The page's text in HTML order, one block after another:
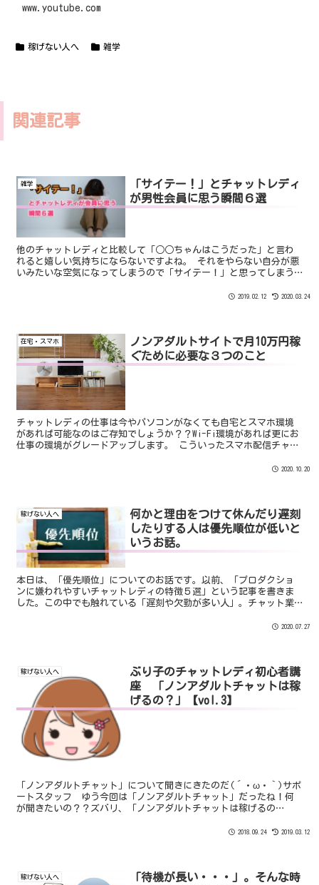
www.youtube.com
稼げない人へ 雑学
関連記事
雑学
「サイテー！」とチャットレディ
が男性会員に思う瞬間６選
他のチャットレディと比較して「○○ちゃんはこうだった」と言わ
れると嬉しい気持ちにならないですよね。 それをやらない自分が悪
いみたいな空気になってしまうので「サイテー！」と思ってしまう
2019.02.12 2020.03.24
在宅・スマホ
ノンアダルトサイトで月10万円稼
ぐために必要な３つのこと
チャットレディの仕事は今やパソコンがなくても自宅とスマホ環境
があれば可能なのはご存知でしょうか？？Wi-Fi環境があれば更にお
仕事の環境がグレードアップします。 こういったスマホ配信チャッ
2020.10.20
稼げない人へ
何かと理由をつけて休んだり遅刻
したりする人は優先順位が低いと
いうお話。
本日は、「優先順位」についてのお話です。以前、「プロダクショ
ンに嫌われやすいチャットレディの特徴５選」という記事を書きま
した。この中でも触れている「遅刻や欠勤が多い人」。チャット業
2020.07.27
稼げない人へ
ぶり子のチャットレディ初心者講
座 「ノンアダルトチャットは稼
げるの？」【vol.3】
「ノンアダルトチャット」について聞きにきたのだ(´・ω・｀)サポ
ートスタッフ ゆう今回は「ノンアダルトチャット」だったね！何
が聞きたいの？？ズバリ、「ノンアダルトチャットは稼げるの
2018.09.24 2019.03.12
稼げない人へ
「待機が長い・・・」。そんな時